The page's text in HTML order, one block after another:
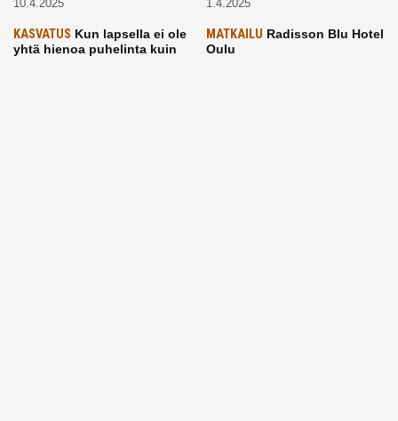
10.4.2025 1.4.2025
KASVATUS Kun lapsella ei ole
yhtä hienoa puhelinta kuin
MATKAILU Radisson Blu Hotel
Oulu